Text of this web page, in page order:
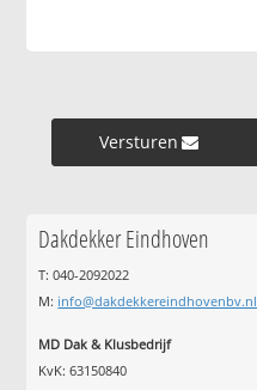
Versturen »
Dakdekker Eindhoven
T: 040-2092022
M: info@dakdekkereindhovenbv.nl
MD Dak & Klusbedrijf
KvK: 63150840